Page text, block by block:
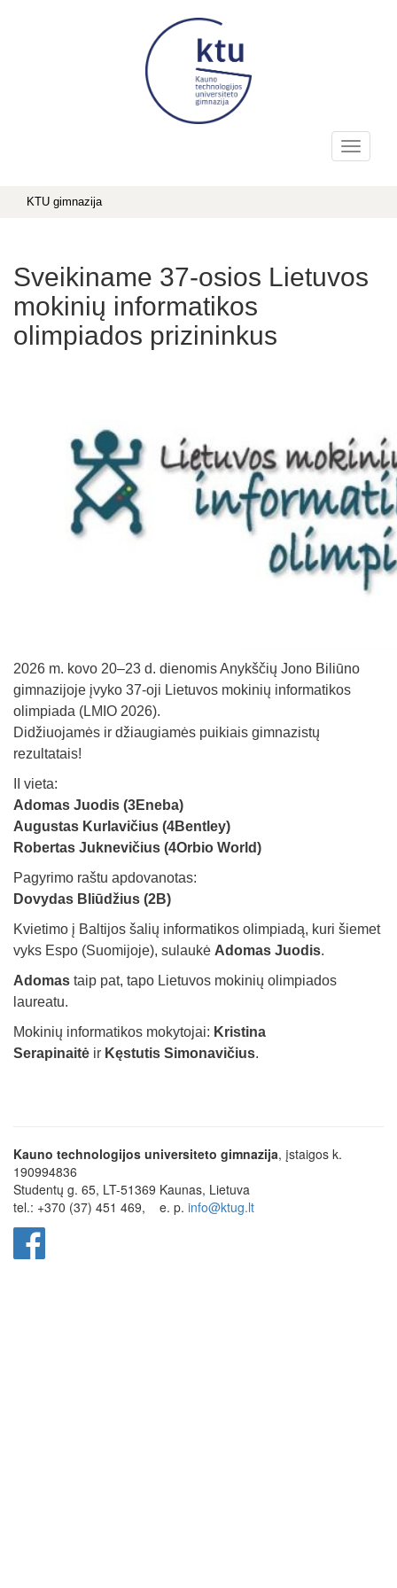
KTU gimnazija
Sveikiname 37-osios Lietuvos
mokinių informatikos
olimpiados prizininkus
2026 m. kovo 20–23 d. dienomis Anykščių Jono Biliūno
gimnazijoje įvyko 37-oji Lietuvos mokinių informatikos
olimpiada (LMIO 2026).
Didžiuojamės ir džiaugiamės puikiais gimnazistų
rezultatais!
II vieta:
Adomas Juodis (3Eneba)
Augustas Kurlavičius (4Bentley)
Robertas Juknevičius (4Orbio World)
Pagyrimo raštu apdovanotas:
Dovydas Bliūdžius (2B)
Kvietimo į Baltijos šalių informatikos olimpiadą, kuri šiemet
vyks Espo (Suomijoje), sulaukė Adomas Juodis.
Adomas taip pat, tapo Lietuvos mokinių olimpiados
laureatu.
Mokinių informatikos mokytojai: Kristina
Serapinaitė ir Kęstutis Simonavičius.
Kauno technologijos universiteto gimnazija, įstaigos k.
190994836
Studentų g. 65, LT-51369 Kaunas, Lietuva
tel.: +370 (37) 451 469, e. p. info@ktug.lt